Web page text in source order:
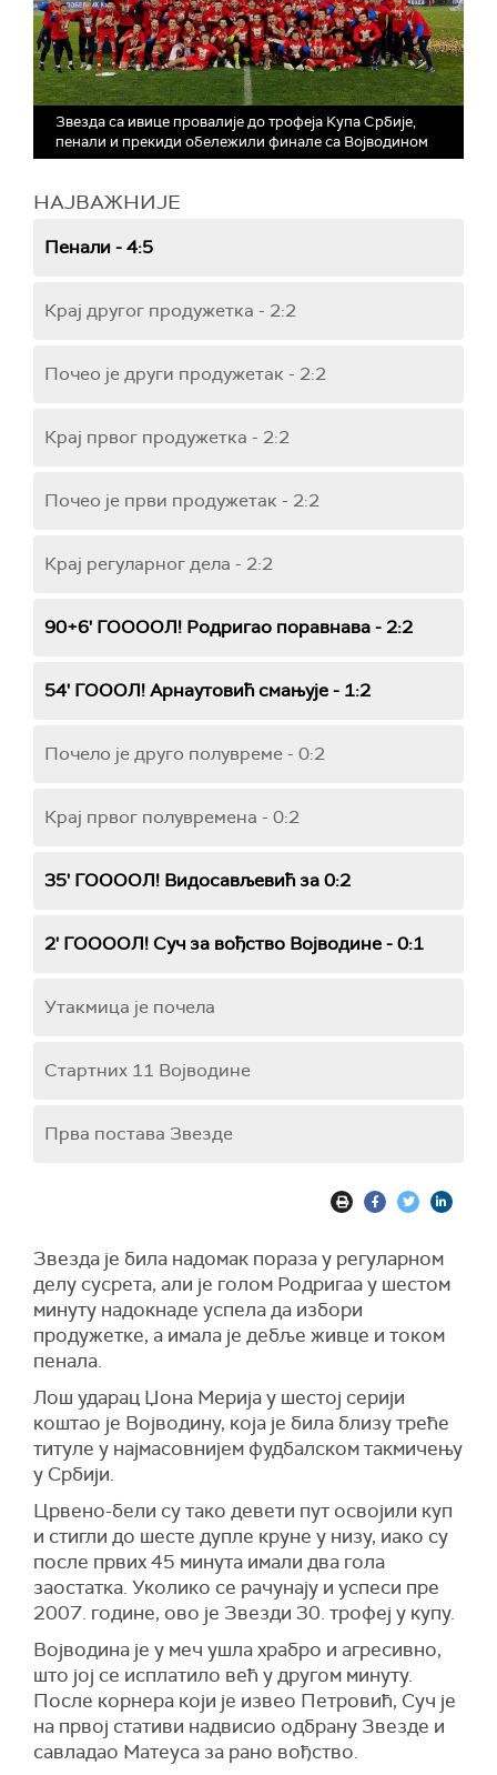
Звезда са ивице провалије до трофеја Купа Србије,
пенали и прекиди обележили финале са Војводином
НАЈВАЖНИЈЕ
Пенали - 4:5
Крај другог продужетка - 2:2
Почео је други продужетак - 2:2
Крај првог продужетка - 2:2
Почео је први продужетак - 2:2
Крај регуларног дела - 2:2
90+6' ГООООЛ! Родригао поравнава - 2:2
54' ГОООЛ! Арнаутовић смањује - 1:2
Почело је друго полувреме - 0:2
Крај првог полувремена - 0:2
35' ГООООЛ! Видосављевић за 0:2
2' ГООООЛ! Суч за вођство Војводине - 0:1
Утакмица је почела
Стартних 11 Војводине
Прва постава Звезде
Звезда је била надомак пораза у регуларном
делу сусрета, али је голом Родригаа у шестом
минуту надокнаде успела да избори
продужетке, а имала је дебље живце и током
пенала.
Лош ударац Џона Мерија у шестој серији
коштао је Војводину, која је била близу треће
титуле у најмасовнијем фудбалском такмичењу
у Србији.
Црвено-бели су тако девети пут освојили куп
и стигли до шесте дупле круне у низу, иако су
после првих 45 минута имали два гола
заостатка. Уколико се рачунају и успеси пре
2007. године, ово је Звезди 30. трофеј у купу.
Војводина је у меч ушла храбро и агресивно,
што јој се исплатило већ у другом минуту.
После корнера који је извео Петровић, Суч је
на првој стативи надвисио одбрану Звезде и
савладао Матеуса за рано вођство.